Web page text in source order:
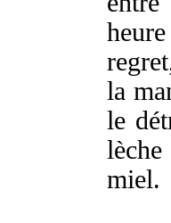
heure
regret
la
le
lèche
miel.